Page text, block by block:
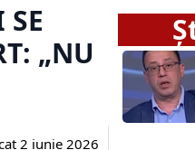
„NU
2 iunie 2026